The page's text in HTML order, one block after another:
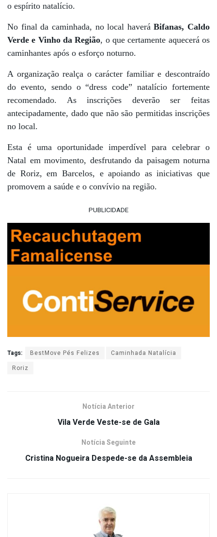
o espírito natalício.
No final da caminhada, no local haveráBifanas, Caldo
Verde e Vinho da Região, o que certamente aquecerá os
caminhantes após o esforço noturno.
A organização realça o carácter familiar e descontraído
do evento, sendo o “dress code” natalício fortemente
recomendado. As inscrições deverão ser feitas
antecipadamente, dado que não são permitidas inscrições
no local.
Esta é uma oportunidade imperdível para celebrar o
Natal em movimento, desfrutando da paisagem noturna
de Roriz, em Barcelos, e apoiando as iniciativas que
promovem a saúde e o convívio na região.
PUBLICIDADE
Tags: BestMove Pés Felizes
Caminhada Natalícia
Roriz
Notícia Anterior
Vila Verde Veste-se de Gala
Notícia Seguinte
Cristina Nogueira Despede-se da Assembleia